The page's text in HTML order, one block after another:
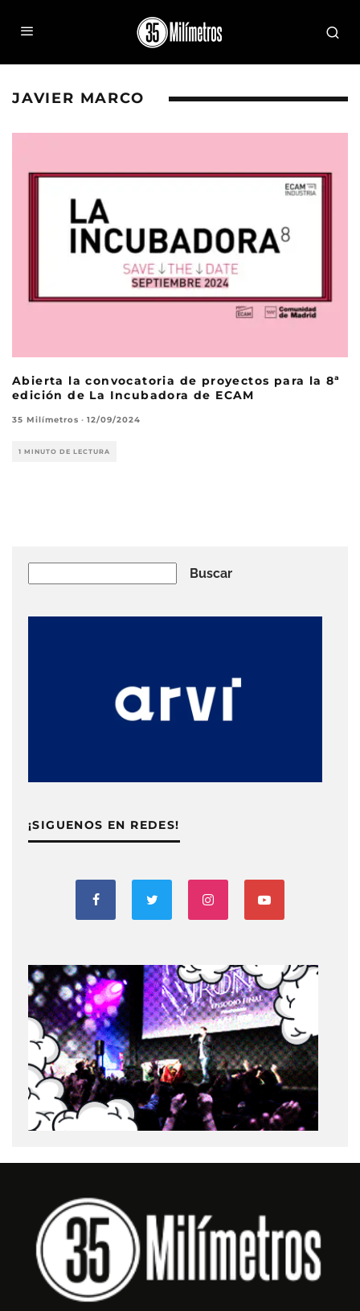
JAVIER MARCO
Abierta la convocatoria de proyectos para la 8ª
edición de La Incubadora de ECAM
35 Milímetros · 12/09/2024
1 MINUTO DE LECTURA
Buscar
¡SIGUENOS EN REDES!